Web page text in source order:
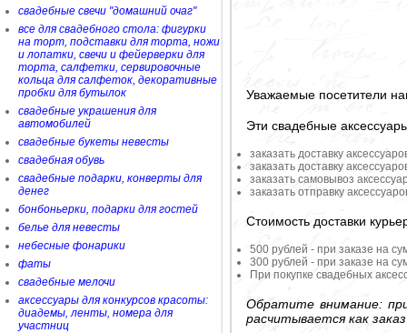
свадебные свечи "домашний очаг"
все для свадебного стола: фигурки
на торт, подставки для торта, ножи
и лопатки, свечи и фейерверки для
торта, салфетки, сервировочные
кольца для салфеток, декоративные
пробки для бутылок
свадебные украшения для
автомобилей
свадебные букеты невесты
свадебная обувь
свадебные подарки, конверты для
денег
бонбоньерки, подарки для гостей
белье для невесты
небесные фонарики
фаты
свадебные мелочи
аксессуары для конкурсов красоты:
диадемы, ленты, номера для
участниц
Уважаемые посетители
Эти свадебные
заказать доставку
заказать доставку
заказать самовывоз
заказать отправку
Стоимость доставки
500 рублей - при заказе на
300 рублей - при заказе на
При покупке свадебных
Обратите внимание:
расчитывается как